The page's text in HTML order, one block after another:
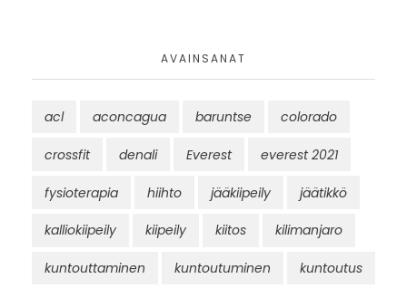
AVAINSANAT
acl aconcagua baruntse colorado
crossfit denali Everest everest 2021
fysioterapia hiihto jääkiipeily jäätikkö
kalliokiipeily kiipeily kiitos kilimanjaro
kuntouttaminen kuntoutuminen kuntoutus